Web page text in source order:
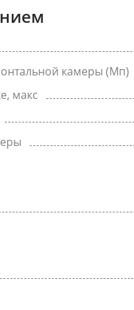
камеры (Мп)
макс